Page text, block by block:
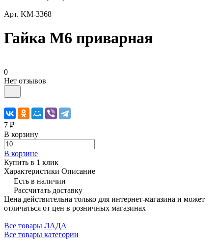
Арт. KM-3368
Гайка М6 приварная
0
Нет отзывов
7 ₽
В корзину
В корзине
Купить в 1 клик
Характеристики Описание
Есть в наличии
Рассчитать доставку
Цена действительна только для интернет-магазина и может
отличаться от цен в розничных магазинах
Все товары ЛАДА
Все товары категории